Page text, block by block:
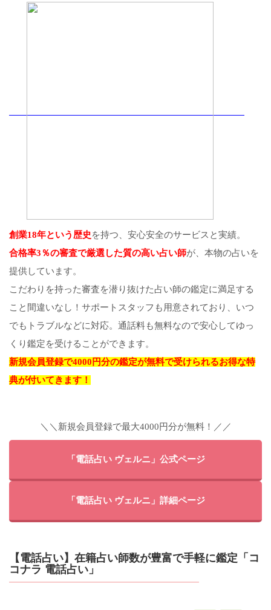
創業18年という歴史を持つ、安心安全のサービスと実績。
合格率3％の審査で厳選した質の高い占い師が、本物の占いを
提供しています。
こだわりを持った審査を潜り抜けた占い師の鑑定に満足する
こと間違いなし！サポートスタッフも用意されており、いつ
でもトラブルなどに対応。通話料も無料なので安心してゆっ
くり鑑定を受けることができます。
新規会員登録で4000円分の鑑定が無料で受けられるお得な特
典が付いてきます！
＼＼新規会員登録で最大4000円分が無料！／／
「電話占い ヴェルニ」公式ページ
「電話占い ヴェルニ」詳細ページ
【電話占い】在籍占い師数が豊富で手軽に鑑定「コ
コナラ 電話占い」